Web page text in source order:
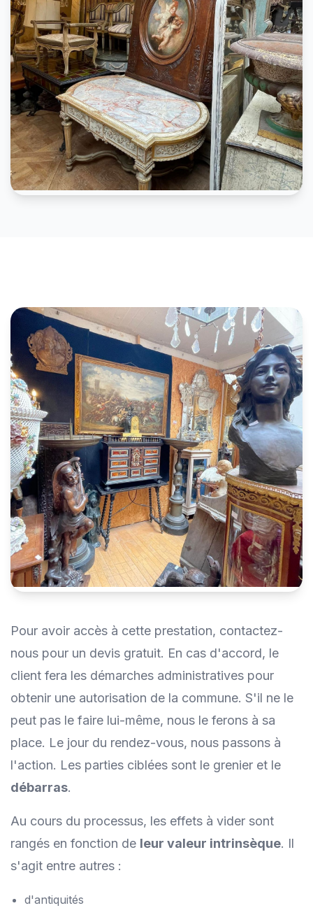
Pour avoir accès à cette prestation, contactez-
nous pour un devis gratuit. En cas d'accord, le
client fera les démarches administratives pour
obtenir une autorisation de la commune. S'il ne le
peut pas le faire lui-même, nous le ferons à sa
place. Le jour du rendez-vous, nous passons à
l'action. Les parties ciblées sont le grenier et le
débarras.
Au cours du processus, les effets à vider sont
rangés en fonction de leur valeur intrinsèque. Il
s'agit entre autres :
d'antiquités